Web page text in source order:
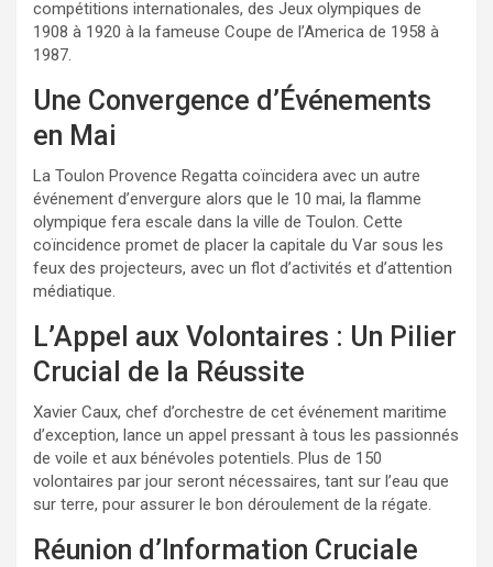
compétitions internationales, des Jeux olympiques de
1908 à 1920 à la fameuse Coupe de l’America de 1958 à
1987.
Une Convergence d’Événements
en Mai
La Toulon Provence Regatta coïncidera avec un autre
événement d’envergure alors que le 10 mai, la flamme
olympique fera escale dans la ville de Toulon. Cette
coïncidence promet de placer la capitale du Var sous les
feux des projecteurs, avec un flot d’activités et d’attention
médiatique.
L’Appel aux Volontaires : Un Pilier
Crucial de la Réussite
Xavier Caux, chef d’orchestre de cet événement maritime
d’exception, lance un appel pressant à tous les passionnés
de voile et aux bénévoles potentiels. Plus de 150
volontaires par jour seront nécessaires, tant sur l’eau que
sur terre, pour assurer le bon déroulement de la régate.
Réunion d’Information Cruciale